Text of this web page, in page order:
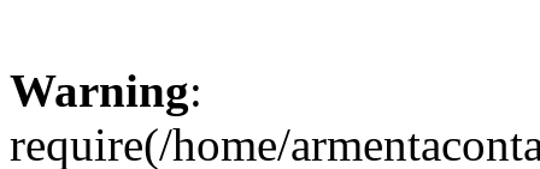
Warning:
require(/home/